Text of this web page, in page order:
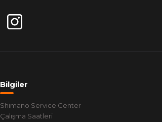
Bilgiler
Shimano Service Center
Çalışma Saatleri